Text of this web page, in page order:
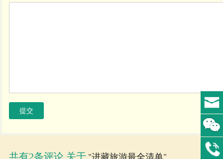
提交
共有2条评论 关于"进藏旅游最全清单"